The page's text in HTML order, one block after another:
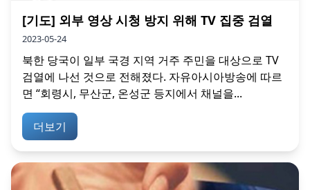
[기도] 외부 영상 시청 방지 위해 TV 집중 검열
2023-05-24
북한 당국이 일부 국경 지역 거주 주민을 대상으로 TV
검열에 나선 것으로 전해졌다. 자유아시아방송에 따르
면 “회령시, 무산군, 온성군 등지에서 채널을...
더보기